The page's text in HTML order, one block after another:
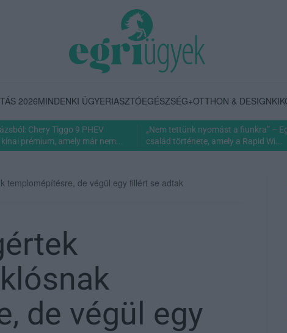
2026MINDENKI ÜGYERIASZTÓEGÉSZSÉG+OTTHON & DESIGN
Chery Tiggo 9 PHEV
prémium, amely már nem...
„Nem tettünk nyomást a fiunkra” –
család története, amely a Rapid Wi...
templomépítésre, de végül egy fillért se adtak
de végül egy